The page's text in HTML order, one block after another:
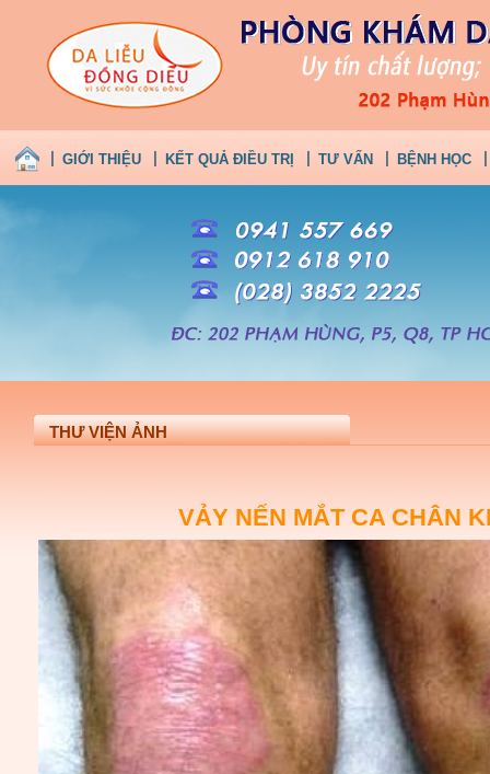
GIỚI THIỆU KẾT QUẢ ĐIỀU TRỊ TƯ VẤN BỆNH HỌC
THƯ VIỆN ẢNH
VẢY NẾN MẮT CA CHÂN